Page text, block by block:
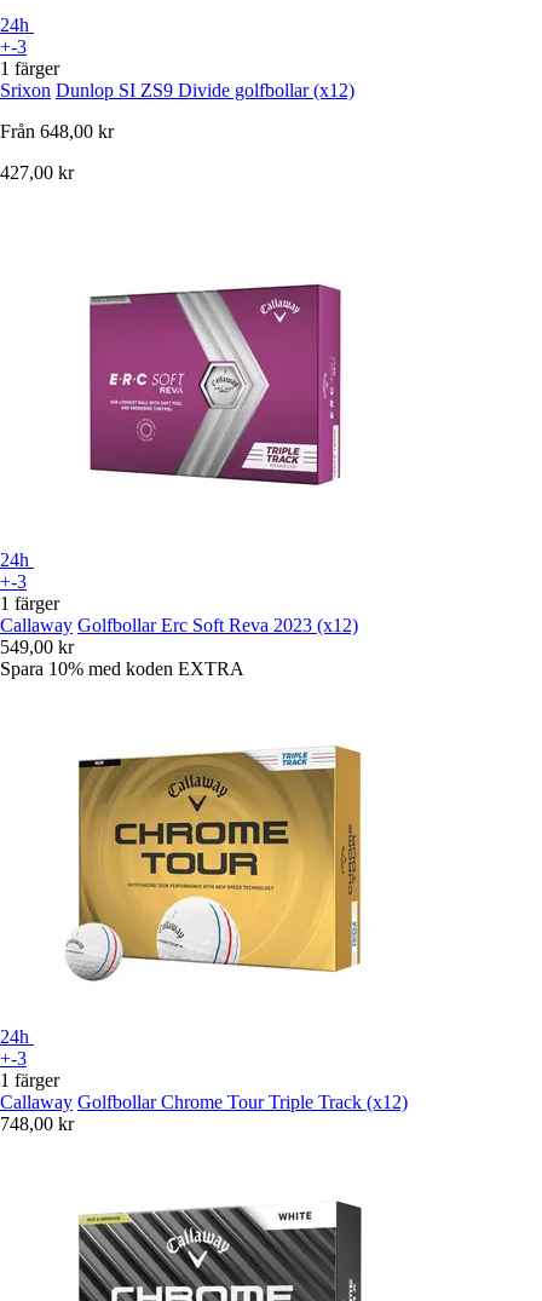
24h
+-3
1 färger
Srixon Dunlop SI ZS9 Divide golfbollar (x12)
Från 648,00 kr
427,00 kr
24h
+-3
1 färger
Callaway Golfbollar Erc Soft Reva 2023 (x12)
549,00 kr
Spara 10% med koden EXTRA
24h
+-3
1 färger
Callaway Golfbollar Chrome Tour Triple Track (x12)
748,00 kr